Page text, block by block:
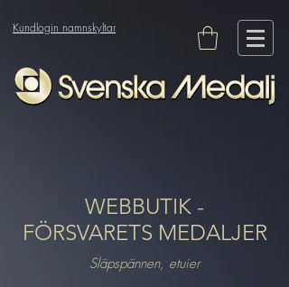
Kundlogin namnskyltar
WEBBUTIK -
FÖRSVARETS MEDALJER
Släpspännen, etuier